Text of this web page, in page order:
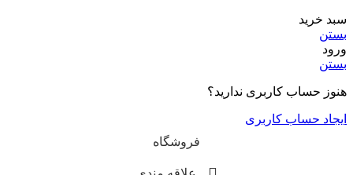
سبد خرید
بستن
ورود
بستن
هنوز حساب کاربری ندارید؟
ایجاد حساب کاربری
فروشگاه